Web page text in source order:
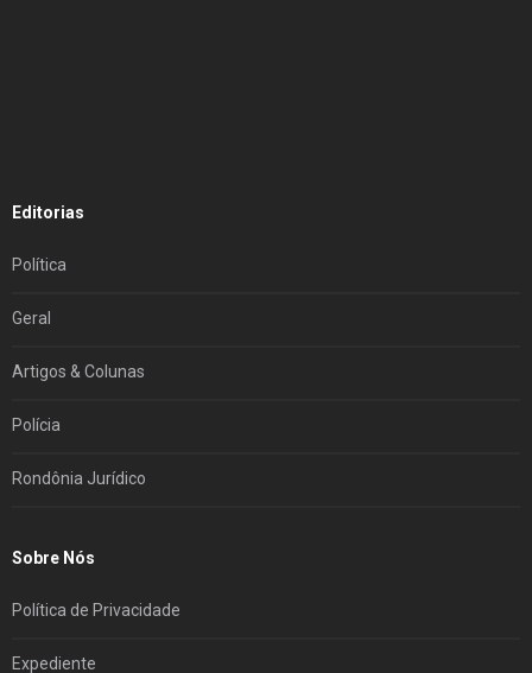
Editorias
Política
Geral
Artigos & Colunas
Polícia
Rondônia Jurídico
Sobre Nós
Política de Privacidade
Expediente